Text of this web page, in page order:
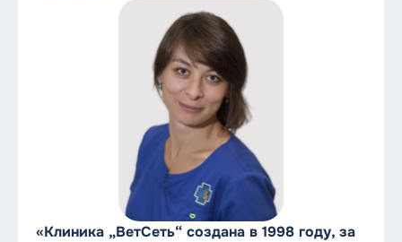
«Клиника „ВетСеть“ создана в 1998 году, за